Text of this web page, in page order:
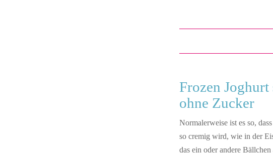
Frozen Joghurt
ohne Zucker
Normalerweise ist es so,
so cremig wird, wie in der
das ein oder andere